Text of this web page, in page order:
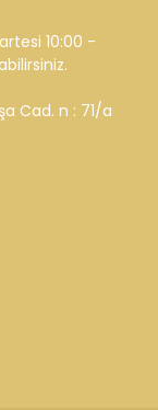
10:00 -
Cad. n : 71/a